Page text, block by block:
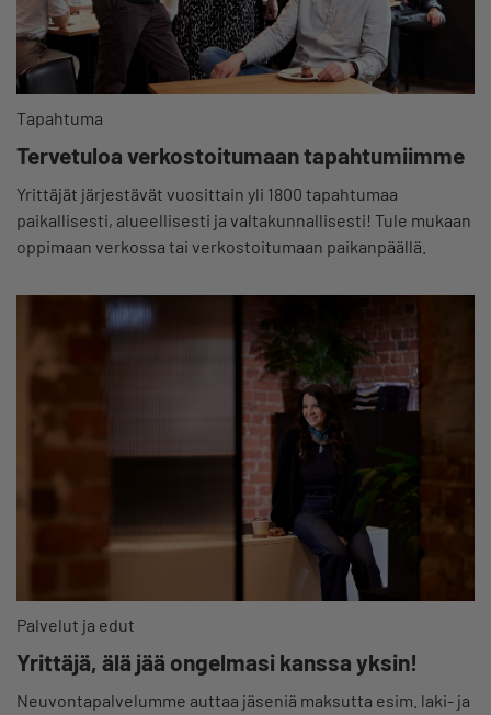
Tapahtuma
Tervetuloa verkostoitumaan tapahtumiimme
Yrittäjät järjestävät vuosittain yli 1800 tapahtumaa
paikallisesti, alueellisesti ja valtakunnallisesti! Tule mukaan
oppimaan verkossa tai verkostoitumaan paikanpäällä.
Palvelut ja edut
Yrittäjä, älä jää ongelmasi kanssa yksin!
Neuvontapalvelumme auttaa jäseniä maksutta esim. laki- ja